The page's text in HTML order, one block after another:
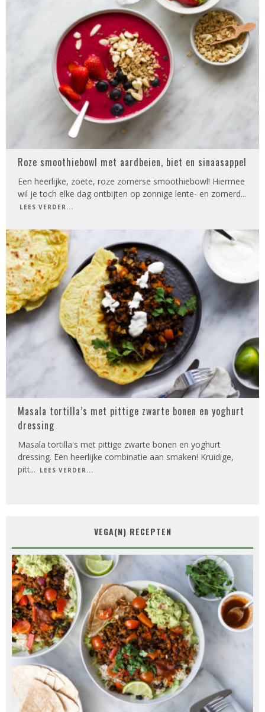
Roze smoothiebowl met aardbeien, biet en sinaasappel
Een heerlijke, zoete, roze zomerse smoothiebowl! Hiermee
wil je toch elke dag ontbijten op zonnige lente- en zomerd...
LEES VERDER...
Masala tortilla’s met pittige zwarte bonen en yoghurt
dressing
Masala tortilla's met pittige zwarte bonen en yoghurt
dressing. Een heerlijke combinatie aan smaken! Kruidige,
pitt... LEES VERDER...
VEGA(N) RECEPTEN